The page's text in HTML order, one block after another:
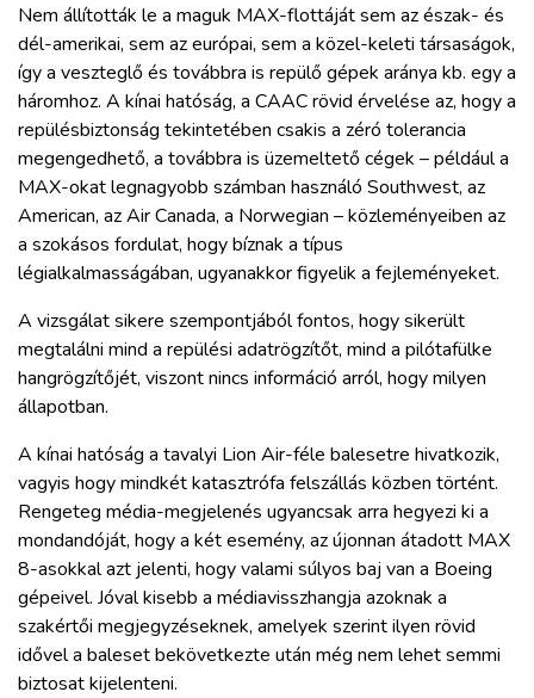
Nem állították le a maguk MAX-flottáját sem az észak- és
dél-amerikai, sem az európai, sem a közel-keleti társaságok,
így a veszteglő és továbbra is repülő gépek aránya kb. egy a
háromhoz. A kínai hatóság, a CAAC rövid érvelése az, hogy a
repülésbiztonság tekintetében csakis a zéró tolerancia
megengedhető, a továbbra is üzemeltető cégek – például a
MAX-okat legnagyobb számban használó Southwest, az
American, az Air Canada, a Norwegian – közleményeiben az
a szokásos fordulat, hogy bíznak a típus
légialkalmasságában, ugyanakkor figyelik a fejleményeket.
A vizsgálat sikere szempontjából fontos, hogy sikerült
megtalálni mind a repülési adatrögzítőt, mind a pilótafülke
hangrögzítőjét, viszont nincs információ arról, hogy milyen
állapotban.
A kínai hatóság a tavalyi Lion Air-féle balesetre hivatkozik,
vagyis hogy mindkét katasztrófa felszállás közben történt.
Rengeteg média-megjelenés ugyancsak arra hegyezi ki a
mondandóját, hogy a két esemény, az újonnan átadott MAX
8-asokkal azt jelenti, hogy valami súlyos baj van a Boeing
gépeivel. Jóval kisebb a médiavisszhangja azoknak a
szakértői megjegyzéseknek, amelyek szerint ilyen rövid
idővel a baleset bekövetkezte után még nem lehet semmi
biztosat kijelenteni.